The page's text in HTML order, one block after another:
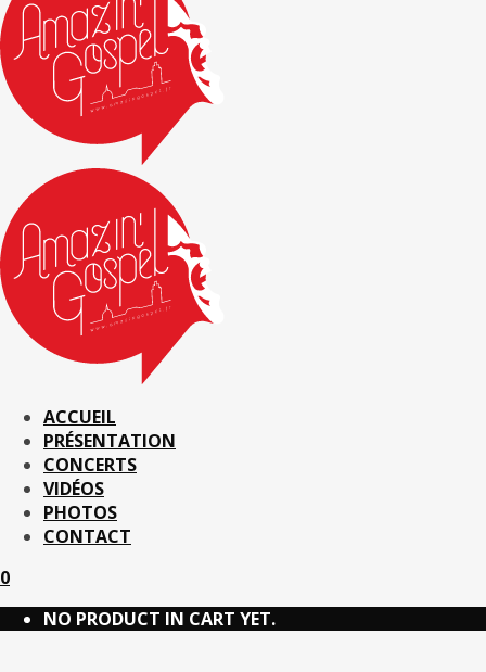
ACCUEIL
PRÉSENTATION
CONCERTS
VIDÉOS
PHOTOS
CONTACT
0
NO PRODUCT IN CART YET.